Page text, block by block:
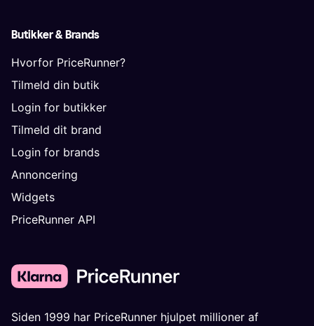
Butikker & Brands
Hvorfor PriceRunner?
Tilmeld din butik
Login for butikker
Tilmeld dit brand
Login for brands
Annoncering
Widgets
PriceRunner API
Siden 1999 har PriceRunner hjulpet millioner af